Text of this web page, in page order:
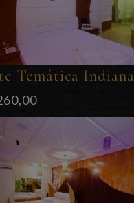
Temática Indiana